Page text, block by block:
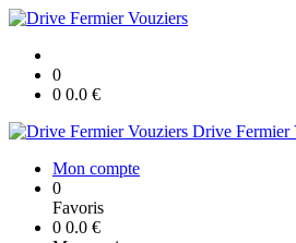
0
0 0.0 €
Drive Fermier
Mon compte
0
Favoris
0 0.0 €